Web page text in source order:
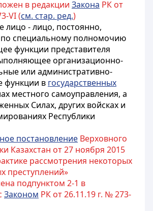
в редакции Закона РК от
VI (см. стар. ред.)
лицо - лицо, постоянно,
специальному полномочию
функции представителя
организационно-
или административно-
функции в государственных
местного самоуправления, а
Силах, других войсках и
Республики
постановление Верховного
Казахстан от 27 ноября 2015
рассмотрения некоторых
преступлений»
подпунктом 2-1 в
Законом РК от 26.11.19 г. № 273-